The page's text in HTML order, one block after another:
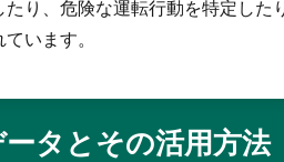
り、危険な運転行動を特定し
います。
タとその活用方法